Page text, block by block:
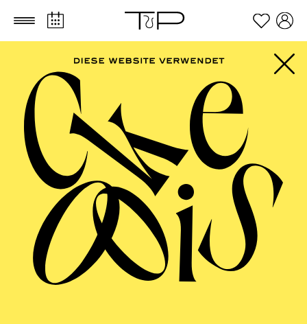
Zum Hauptinhalt springen Zum Footer springen
Ralf Käselau
Ralf Käselau, Jahrgang 1972, ist aufgewachsen in
Schleswig Holstein und lebt mit seiner Familie im
Oderbruch bei Berlin.
Er studierte an der Hochschule der Künste Berlin in der
Bühnenbildklasse von Achim Freyer. Nach seinem
Abschluss assistierte er an der Schaubühne Berlin. Seit
2001 ist er freiberuflich als Bühnen- und
Kostümbildner für Schauspiel und Musiktheater tätig.
Wichtige Stationen waren u. a. das Schauspiel